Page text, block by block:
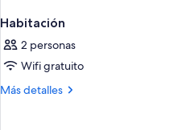
Habitación
2 personas
Wifi gratuito
Más detalles
Más